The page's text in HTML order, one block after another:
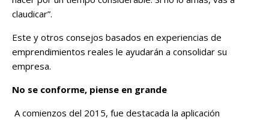
claudicar”.
Este y otros consejos basados en experiencias de
emprendimientos reales le ayudarán a consolidar su
empresa.
No se conforme, piense en grande
A comienzos del 2015, fue destacada la aplicación